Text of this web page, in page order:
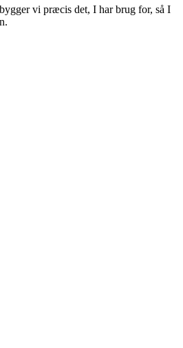
vi præcis det, I har brug for, så I